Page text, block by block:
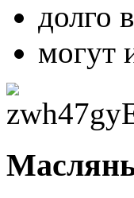
долго
могут